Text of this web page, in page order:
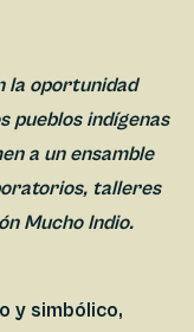
la oportunidad
pueblos indígenas
a un ensamble
talleres
Mucho Indio.
y simbólico,